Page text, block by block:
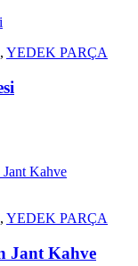
, YEDEK PARÇA
, YEDEK PARÇA
Jant Kahve